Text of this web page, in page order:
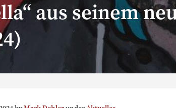
aus seinem